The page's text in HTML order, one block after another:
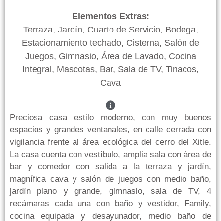
Elementos Extras:
Terraza, Jardín, Cuarto de Servicio, Bodega,
Estacionamiento techado, Cisterna, Salón de
Juegos, Gimnasio, Área de Lavado, Cocina
Integral, Mascotas, Bar, Sala de TV, Tinacos,
Cava
Preciosa casa estilo moderno, con muy buenos
espacios y grandes ventanales, en calle cerrada con
vigilancia frente al área ecológica del cerro del Xitle.
La casa cuenta con vestíbulo, amplia sala con área de
bar y comedor con salida a la terraza y jardín,
magnífica cava y salón de juegos con medio baño,
jardín plano y grande, gimnasio, sala de TV, 4
recámaras cada una con baño y vestidor, Family,
cocina equipada y desayunador, medio baño de